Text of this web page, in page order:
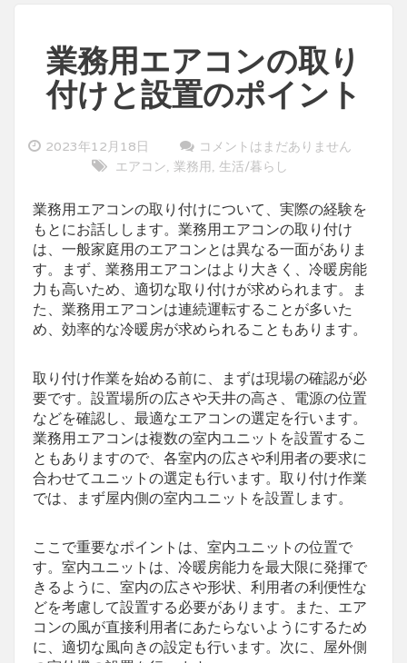
業務用エアコンの取り
付けと設置のポイント
2023年12月18日
コメントはまだありません
エアコン 業務用 生活/暮らし
業務用エアコンの取り付けについて、実際の経験を
もとにお話しします。 業務用エアコンの取り付け
は、一般家庭用のエアコンとは異なる一面がありま
す。まず、業務用エアコンはより大きく、冷暖房能
力も高いため、適切な取り付けが求められます。ま
た、業務用エアコンは連続運転することが多いた
め、効率的な冷暖房が求められることもあります。
取り付け作業を始める前に、まずは現場の確認が必
要です。設置場所の広さや天井の高さ、電源の位置
などを確認し、最適なエアコンの選定を行います。
業務用エアコンは複数の室内ユニットを設置するこ
ともありますので、各室内の広さや利用者の要求に
合わせてユニットの選定も行います。取り付け作業
では、まず屋内側の室内ユニットを設置します。
ここで重要なポイントは、室内ユニットの位置で
す。室内ユニットは、冷暖房能力を最大限に発揮で
きるように、室内の広さや形状、利用者の利便性な
どを考慮して設置する必要があります。また、エア
コンの風が直接利用者にあたらないようにするため
に、適切な風向きの設定も行います。次に、屋外側